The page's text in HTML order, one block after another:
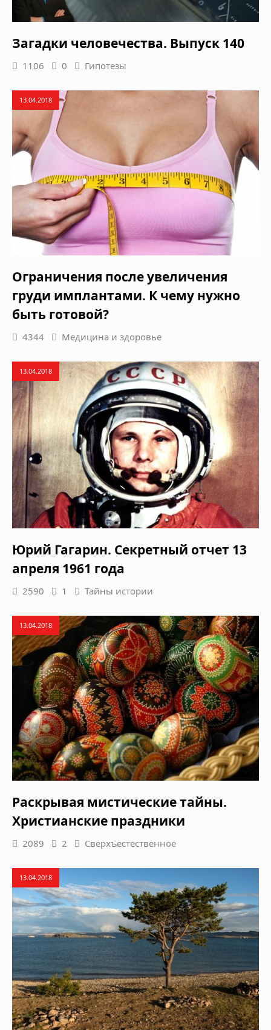
Загадки человечества. Выпуск 140
1106 0 Гипотезы
13.04.2018
Ограничения после увеличения
груди имплантами. К чему нужно
быть готовой?
4344 Медицина и здоровье
13.04.2018
Юрий Гагарин. Секретный отчет 13
апреля 1961 года
2590 1 Тайны истории
13.04.2018
Раскрывая мистические тайны.
Христианские праздники
2089 2 Сверхъестественное
13.04.2018